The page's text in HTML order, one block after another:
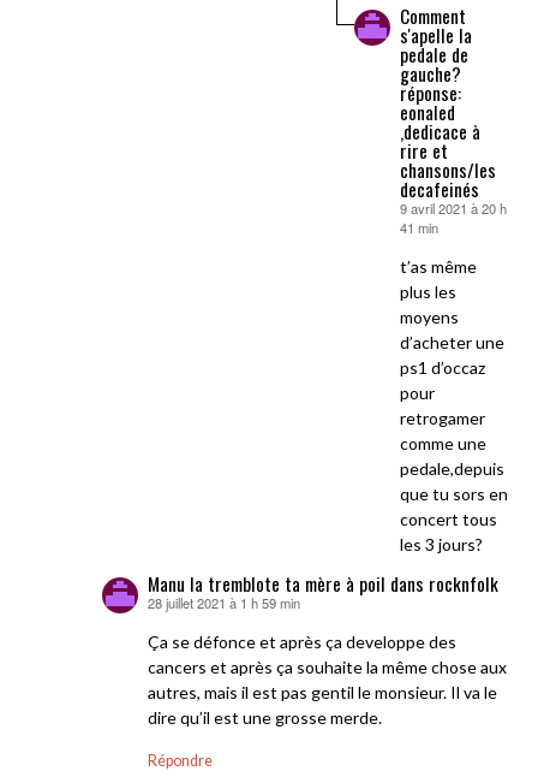
Comment
s'apelle la
pedale de
gauche?
réponse:
eonaled
,dedicace à
rire et
chansons/les
decafeinés
9 avril 2021 à 20 h
41 min
t’as même
plus les
moyens
d’acheter une
ps1 d’occaz
pour
retrogamer
comme une
pedale,depuis
que tu sors en
concert tous
les 3 jours?
Manu la tremblote ta mère à poil dans rocknfolk
dit :
28 juillet 2021 à 1 h 59 min
Ça se défonce et après ça developpe des
cancers et après ça souhaite la même chose aux
autres, mais il est pas gentil le monsieur. Il va le
dire qu’il est une grosse merde.
Répondre